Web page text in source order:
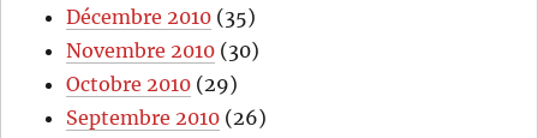
Décembre 2010 (35)
Novembre 2010 (30)
Octobre 2010 (29)
Septembre 2010 (26)